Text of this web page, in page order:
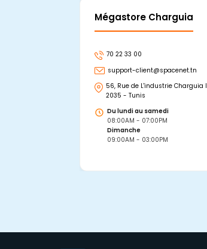
Mégastore Charguia
70 22 33 00
support-client@spacenet.tn
56, Rue de L'industrie Charguia I
2035 - Tunis
Du lundi au samedi
08:00AM - 07:00PM
Dimanche
09:00AM - 03:00PM